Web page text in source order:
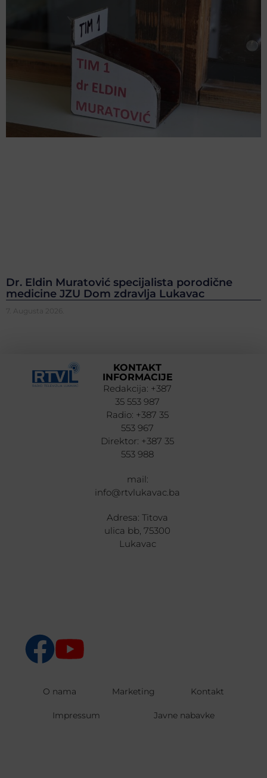
Dr. Eldin Muratović specijalista porodične
medicine JZU Dom zdravlja Lukavac
7. Augusta 2026.
KONTAKT
INFORMACIJE
Redakcija: +387
35 553 987
Radio: +387 35
553 967
Direktor: +387 35
553 988
mail:
info@rtvlukavac.ba
Adresa: Titova
ulica bb, 75300
Lukavac
O nama Marketing Kontakt
Impressum Javne nabavke